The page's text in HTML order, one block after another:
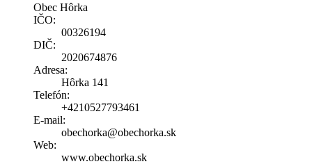
Obec Hôrka
IČO:
00326194
DIČ:
2020674876
Adresa:
Hôrka 141
Telefón:
+4210527793461
E-mail:
obechorka@obechorka.sk
Web:
www.obechorka.sk